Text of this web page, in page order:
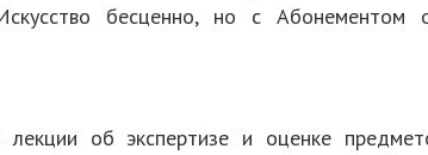
бесценно, но с Абонементом
лекции об экспертизе и оценке